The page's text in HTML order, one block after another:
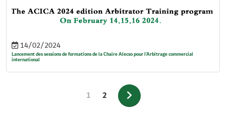
14/02/2024
Lancement des sessions de formations de la Chaire Alecso pour l'Arbitrage commercial
international
1 2